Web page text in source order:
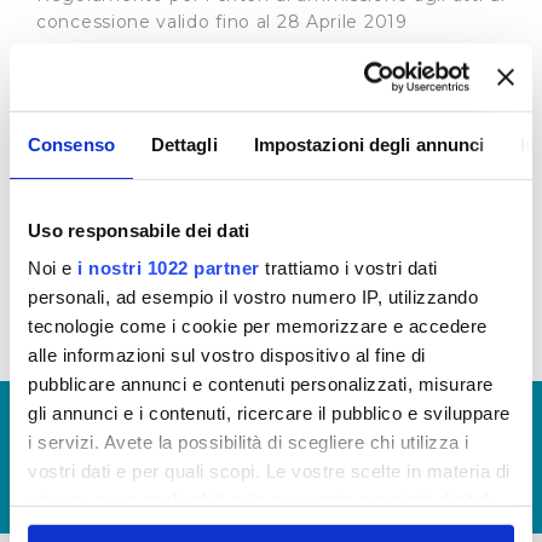
Consenso Dettagli Impostazioni degli annunci
Uso responsabile dei dati
Noi e i nostri 1022 partner trattiamo i vostri dati
personali, ad esempio il vostro numero IP, utilizzando
tecnologie come i cookie per memorizzare e accedere
alle informazioni sul vostro dispositivo al fine di
pubblicare annunci e contenuti personalizzati, misurare
gli annunci e i contenuti, ricercare il pubblico e sviluppare
i servizi. Avete la possibilità di scegliere chi utilizza i
vostri dati e per quali scopi. Le vostre scelte in materia di
in cui avete effettuato le vostre scelte. È possibile
concessione valido fino al 28 Aprile 2019
Regolamento per i criteri di ammissione agli atti di
concessione valido dal 29 Aprile 2019 fino al 2
Luglio 2019
Regolamento per i criteri di ammissione agli atti di
concessione in vigore dal 3 Luglio 2019
sole richieste di sponsorizzazione ricevute
entro e non oltre il 15/09/2019
© Copyright 2017 - 2026
GLOSSARIO
GIUDICA IL SERVIZIO